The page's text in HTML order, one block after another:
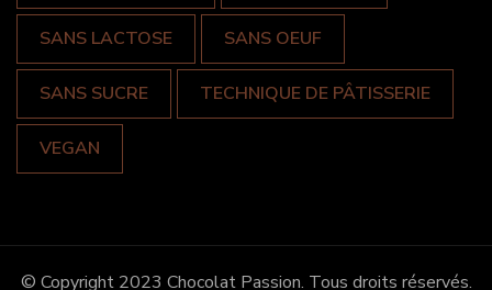
SANS LACTOSE SANS OEUF
SANS SUCRE TECHNIQUE DE PÂTISSERIE
VEGAN
© Copyright 2023 Chocolat Passion. Tous droits réservés.